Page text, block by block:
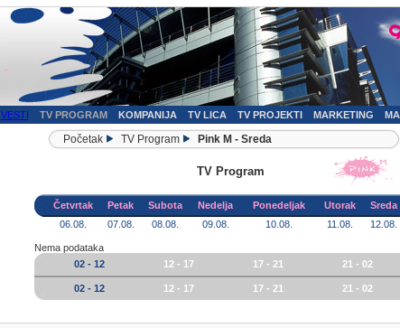
VESTI TV PROGRAM KOMPANIJA TV LICA TV PROJEKTI MARKETING
Početak TV Program Pink M - Sreda
TV Program
Četvrtak Petak Subota Nedelja Ponedeljak Utorak
Sreda
06.08.
07.08. 08.08. 09.08. 10.08. 11.08. 12.08.
Nema podataka
02 - 12
12 - 17 17 - 21 21 - 02
02 - 12 12 - 17 17 - 21 21 - 02